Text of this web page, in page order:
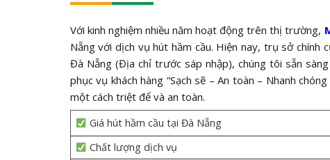
Với kinh nghiệm nhiều năm hoạt động trên thị trường,
Nẵng với dịch vụ hút hầm cầu. Hiện nay, trụ sở
Đà Nẵng (Địa chỉ trước sáp nhập), chúng tôi sẵn
phục vụ khách hàng “Sạch sẽ – An toàn – Nhanh
một cách triệt để và an toàn.
Giá hút hầm cầu tại Đà Nẵng
Chất lượng dịch vụ